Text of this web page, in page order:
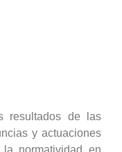
resultados de las
y actuaciones
normatividad en